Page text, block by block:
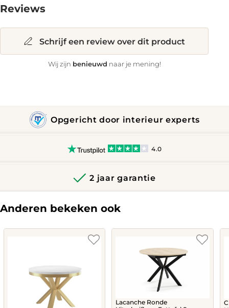
Reviews
Schrijf een review over dit product
Wij zijn benieuwd naar je mening!
Opgericht door interieur experts
4.0
2 jaar garantie
Anderen bekeken ook
Lacanche Ronde